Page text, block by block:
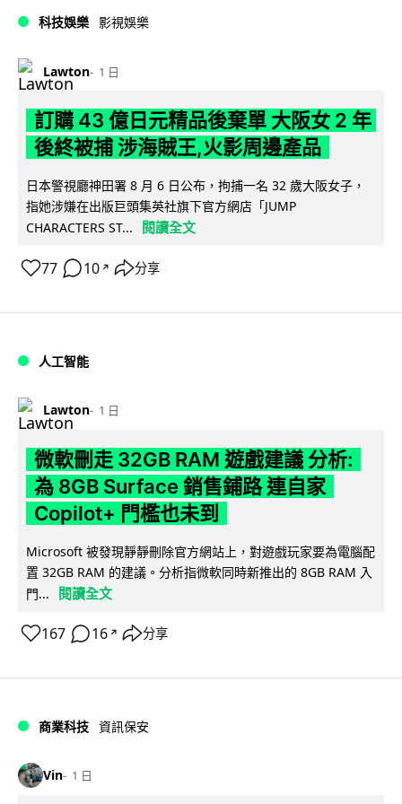
科技娛樂 影視娛樂
Lawton 1 日
訂購 43 億日元精品後棄單 大阪女 2 年
後終被捕 涉海賊王,火影周邊產品
日本警視廳神田署 8 月 6 日公布，拘捕一名 32 歲大阪女子，
指她涉嫌在出版巨頭集英社旗下官方網店「JUMP
CHARACTERS ST...
閱讀全文
77 10 ↗ 分享
人工智能
Lawton 1 日
微軟刪走 32GB RAM 遊戲建議 分析:
為 8GB Surface 銷售鋪路 連自家
Copilot+ 門檻也未到
Microsoft 被發現靜靜刪除官方網站上，對遊戲玩家要為電腦配
置 32GB RAM 的建議。分析指微軟同時新推出的 8GB RAM 入
門...
閱讀全文
167 16 ↗ 分享
商業科技 資訊保安
Vin 1 日